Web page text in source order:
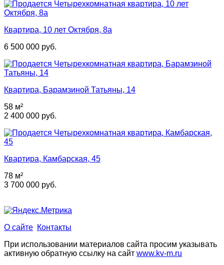
Квартира, 10 лет Октября, 8а
6 500 000 руб.
Квартира, Барамзиной Татьяны, 14
58 м²
2 400 000 руб.
Квартира, Камбарская, 45
78 м²
3 700 000 руб.
О сайте Контакты
При использовании материалов сайта просим указывать
активную обратную ссылку на сайт www.kv-m.ru